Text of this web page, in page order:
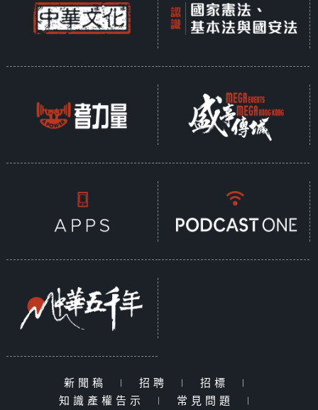
新聞稿 | 招聘 | 招標
|
知識產權告示
| 常見問題 |